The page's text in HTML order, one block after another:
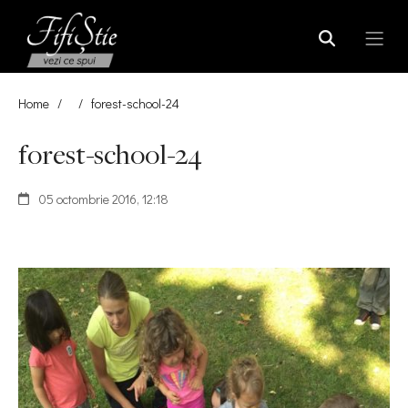
Home / / forest-school-24
forest-school-24
05 octombrie 2016, 12:18